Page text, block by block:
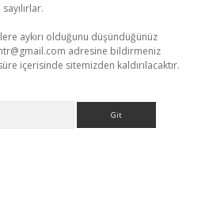
aykırı olduğunu düşündüğünüz
adresine bildirmeniz
içerisinde sitemizden kaldırılacaktır.